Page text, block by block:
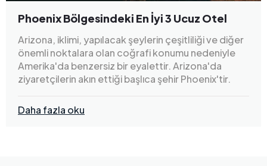
Phoenix Bölgesindeki En İyi 3 Ucuz Otel
Arizona, iklimi, yapılacak şeylerin çeşitliliği ve diğer
önemli noktalara olan coğrafi konumu nedeniyle
Amerika'da benzersiz bir eyalettir. Arizona'da
ziyaretçilerin akın ettiği başlıca şehir Phoenix'tir.
Daha fazla oku